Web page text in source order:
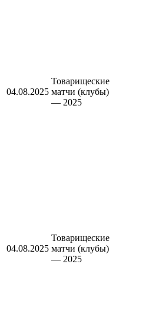
04.08.2025
Товарищеские
матчи (клубы)
— 2025
04.08.2025
Товарищеские
матчи (клубы)
— 2025